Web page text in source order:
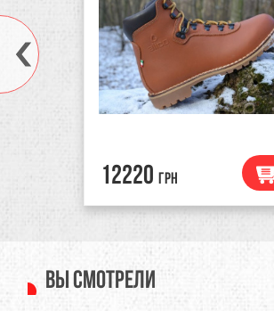
12220 грн
Вы смотрели